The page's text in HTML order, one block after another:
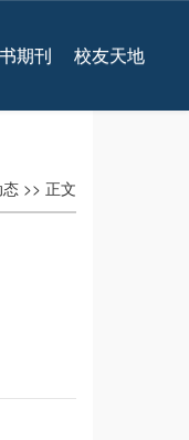
期刊 校友天地
>> 正文